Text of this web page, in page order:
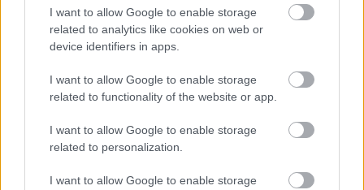
I want to allow Google to enable storage
related to analytics like cookies on web or
device identifiers in apps.
I want to allow Google to enable storage
related to functionality of the website or app.
I want to allow Google to enable storage
related to personalization.
I want to allow Google to enable storage